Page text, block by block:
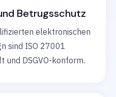
Betrugsschutz
elektronischen
sind ISO 27001
und DSGVO-konform.